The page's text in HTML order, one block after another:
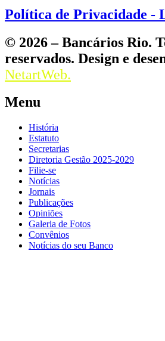
Política de Privacidade -
© 2026 – Bancários Rio.
reservados. Design e
NetartWeb.
Menu
História
Estatuto
Secretarias
Diretoria Gestão 2025-2029
Filie-se
Notícias
Jornais
Publicações
Opiniões
Galeria de Fotos
Convênios
Notícias do seu Banco